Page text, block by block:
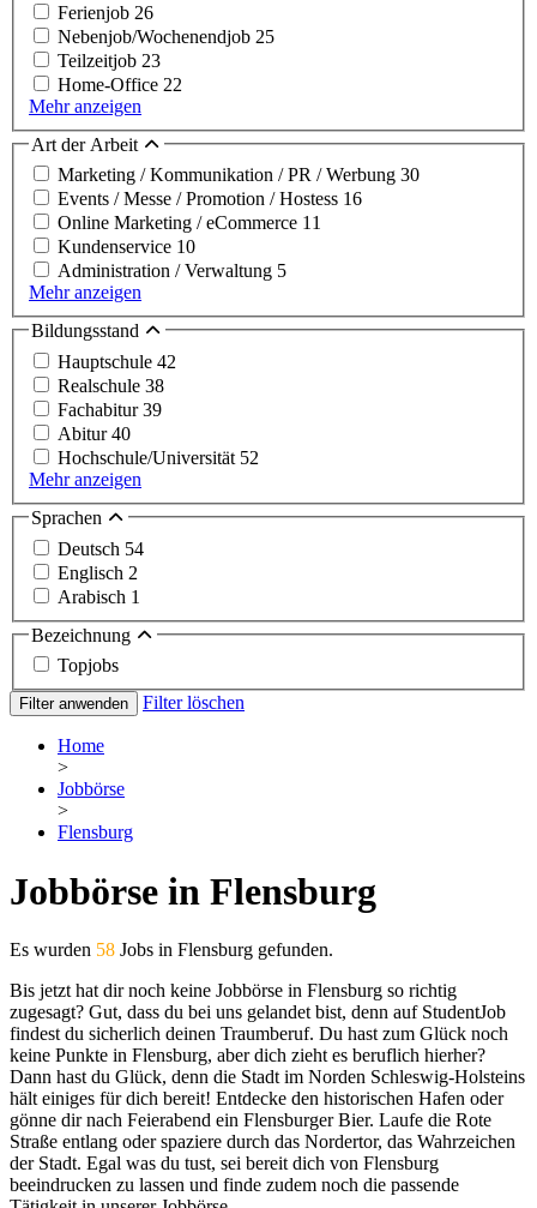
Ferienjob 26
Nebenjob/Wochenendjob 25
Teilzeitjob 23
Home-Office 22
Mehr anzeigen
Art der Arbeit
Marketing / Kommunikation / PR / Werbung 30
Events / Messe / Promotion / Hostess 16
Online Marketing / eCommerce 11
Kundenservice 10
Administration / Verwaltung 5
Mehr anzeigen
Bildungsstand
Hauptschule 42
Realschule 38
Fachabitur39
Abitur40
Hochschule/Universität 52
Mehr anzeigen
Sprachen
Deutsch 54
Englisch 2
Arabisch 1
Bezeichnung
Topjobs
Filter anwenden Filter löschen
Home
>
Jobbörse
>
Flensburg
Jobbörse in Flensburg
Es wurden 58 Jobs in Flensburg gefunden.
Bis jetzt hat dir noch keine Jobbörse in Flensburg so richtig
zugesagt? Gut, dass du bei uns gelandet bist, denn auf StudentJob
findest du sicherlich deinen Traumberuf. Du hast zum Glück noch
keine Punkte in Flensburg, aber dich zieht es beruflich hierher?
Dann hast du Glück, denn die Stadt im Norden Schleswig-Holsteins
hält einiges für dich bereit! Entdecke den historischen Hafen oder
gönne dir nach Feierabend ein Flensburger Bier. Laufe die Rote
Straße entlang oder spaziere durch das Nordertor, das Wahrzeichen
der Stadt. Egal was du tust, sei bereit dich von Flensburg
beeindrucken zu lassen und finde zudem noch die passende